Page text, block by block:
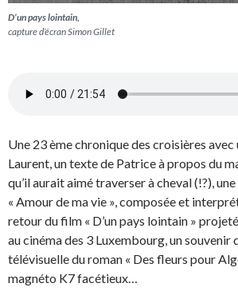
D’un pays lointain,
capture d’écran Simon Gillet
Une 23 ème chronique des croisières avec
Laurent, un texte de Patrice à propos du
qu’il aurait aimé traverser à cheval (!?),
« Amour de ma vie », composée et
retour du film « D’un pays lointain »
au cinéma des 3 Luxembourg, un souvenir
télévisuelle du roman « Des fleurs pour
magnéto K7 facétieux…